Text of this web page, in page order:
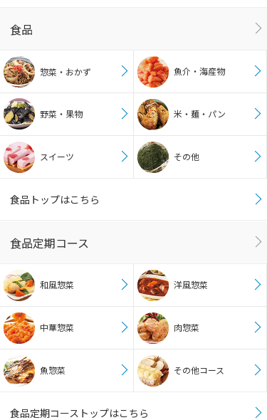
食品
惣菜・おかず 魚介・海産物
野菜・果物 米・麺・パン
スイーツ その他
食品トップはこちら
食品定期コース
和風惣菜 洋風惣菜
中華惣菜 肉惣菜
魚惣菜 その他コース
食品定期コーストップはこちら